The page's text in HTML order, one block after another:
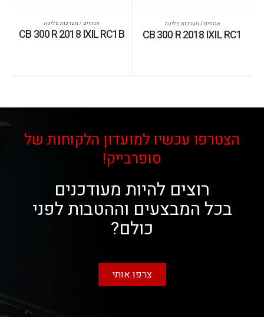
אגזוזים / מערכות פליטה
CB 300 R 2018 IXIL RC1
אגזוזים / מערכות פליטה
CB 300 R 2018 IXIL RC1B
הצטרפו עכשיו למועדון הלקוחות של
סופרבייק!
רוצים להיות מעודכנים
בכל המבצעים וההטבות לפני
כולם?
צרפו אותי